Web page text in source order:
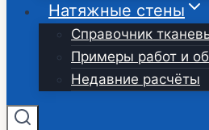
Натяжные стены
Справочник
Примеры работ и
Недавние расчёты